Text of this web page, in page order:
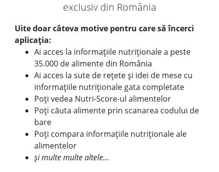
exclusiv din România
Uite doar câteva motive pentru care să încerci
aplicația:
Ai acces la informațiile nutriționale a peste
35.000 de alimente din România
Ai acces la sute de rețete și idei de mese cu
informațiile nutriționale gata completate
Poți vedea Nutri-Score-ul alimentelor
Poți căuta alimente prin scanarea codului de
bare
Poți compara informațiile nutriționale ale
alimentelor
și multe multe altele...